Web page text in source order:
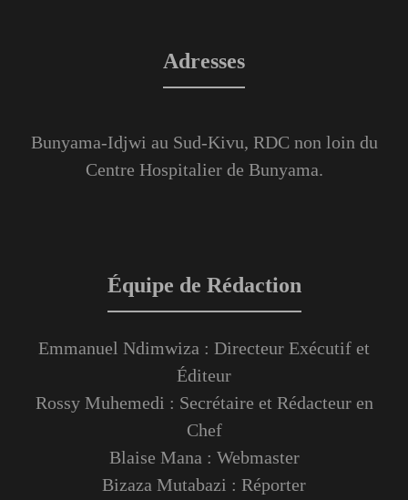
Adresses
Bunyama-Idjwi au Sud-Kivu, RDC non loin du
Centre Hospitalier de Bunyama.
Équipe de Rédaction
Emmanuel Ndimwiza : Directeur Exécutif et
Éditeur
Rossy Muhemedi : Secrétaire et Rédacteur en
Chef
Blaise Mana : Webmaster
Bizaza Mutabazi : Réporter